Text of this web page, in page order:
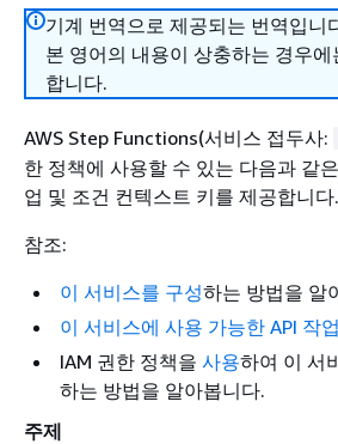
기계 번역으로 제공되는 번역입니
본 영어의 내용이 상충하는 경우
합니다.
AWS Step Functions(서비스 접두사:
한 정책에 사용할 수 있는 다음과 같
업 및 조건 컨텍스트 키를 제공합니다.
참조:
이 서비스를 구성하는 방법을 알
이 서비스에 사용 가능한 API 작업
IAM 권한 정책을 사용하여 이 서
하는 방법을 알아봅니다.
주제